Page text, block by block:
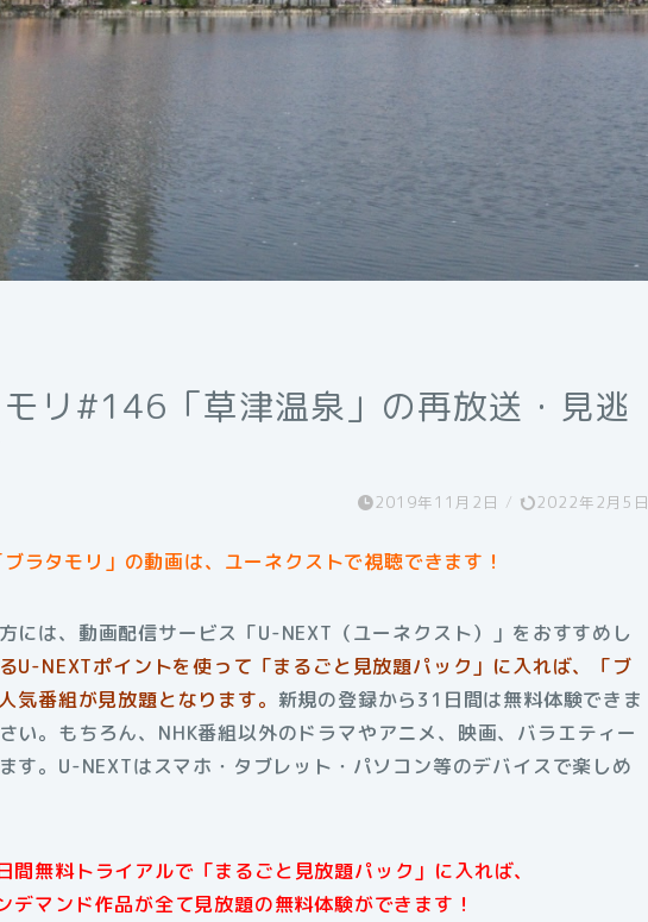
モリ#146「草津温泉」の再放送・見逃
2019年11月2日 / 2022年2月5日
ラタモリ」の動画は、ユーネクストで視聴できます！
には、動画配信サービス「U-NEXT（ユーネクスト）」をおすすめし
U-NEXTポイントを使って「まるごと見放題パック」に入れば、「ブ
気番組が見放題となります。 新規の登録から31日間は無料体験できま
い。もちろん、NHK番組以外のドラマやアニメ、映画、バラエティー
す。U-NEXTはスマホ・タブレット・パソコン等のデバイスで楽しめ
間無料トライアルで「まるごと見放題パック」に入れば、
デマンド作品が全て見放題の無料体験ができます！